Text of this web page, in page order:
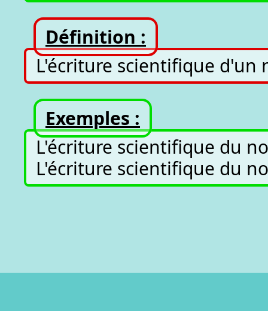
Définition :
L'écriture scientifique d'un
Exemples :
L'écriture scientifique du
L'écriture scientifique du